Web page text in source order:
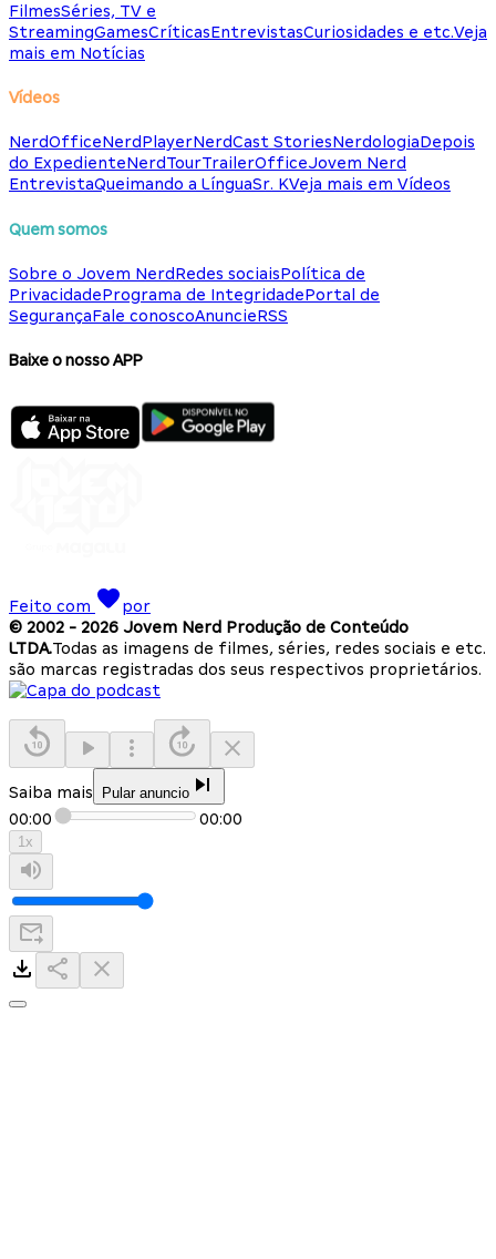
FilmesSéries, TV e
StreamingGamesCríticasEntrevistasCuriosidades e etc.Veja
mais em Notícias
Vídeos
NerdOfficeNerdPlayerNerdCast StoriesNerdologiaDepois
do ExpedienteNerdTourTrailerOfficeJovem Nerd
EntrevistaQueimando a LínguaSr. KVeja mais em Vídeos
Quem somos
Sobre o Jovem NerdRedes sociaisPolítica de
PrivacidadePrograma de IntegridadePortal de
SegurançaFale conoscoAnuncieRSS
Baixe o nosso APP
Feito com
por
© 2002 - 2026 Jovem Nerd Produção de Conteúdo
LTDA.Todas as imagens de filmes, séries, redes sociais e etc.
são marcas registradas dos seus respectivos proprietários.
Saiba mais Pular anuncio
00:00 00:00
1x